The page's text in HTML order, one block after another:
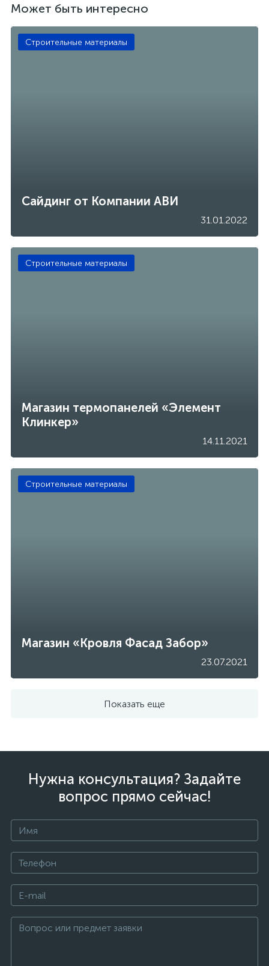
Может быть интересно
Сайдинг от Компании АВИ
31.01.2022
Строительные материалы
Магазин термопанелей «Элемент
Клинкер»
14.11.2021
Строительные материалы
Магазин «Кровля Фасад Забор»
23.07.2021
Строительные материалы
Показать еще
Нужна консультация? Задайте
вопрос прямо сейчас!